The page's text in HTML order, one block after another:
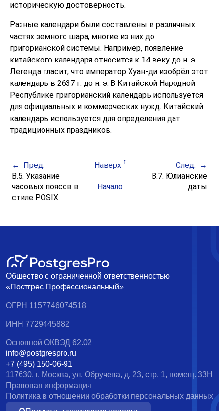
историческую достоверность.
Разные календари были составлены в различных
частях земного шара, многие из них до
григорианской системы. Например, появление
китайского календаря относится к 14 веку до н. э.
Легенда гласит, что император Хуан-ди изобрёл этот
календарь в 2637 г. до н. э. В Китайской Народной
Республике григорианский календарь используется
для официальных и коммерческих нужд. Китайский
календарь используется для определения дат
традиционных праздников.
Пред. Наверх
След.
B.5. Указание
часовых поясов в
стиле POSIX
Начало
B.7. Юлианские
даты
Общество с ограниченной ответственностью
«Постгрес Профессиональный»
ОГРН 1157746074518
ИНН 7729445882
Основной ОКВЭД 62.02
info@postgrespro.ru
+7 (495) 150-06-91
117630, г. Москва, ул. Обручева, д. 23, стр. 1, помещ. 33Н
Правовая информация
Политика в отношении обработки персональных данных